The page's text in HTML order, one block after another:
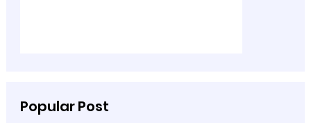
Popular Post